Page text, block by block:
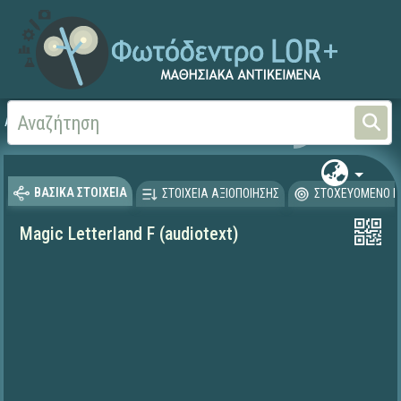
Αρχική Ξένες Γλώσσες -
ΒΑΣΙΚΑ ΣΤΟΙΧΕΙΑ ΣΤΟΙΧΕΙΑ ΑΞΙΟΠΟΙΗΣΗΣ ΣΤΟΧΕΥΟΜΕΝΟ
Magic Letterland F (audiotext)